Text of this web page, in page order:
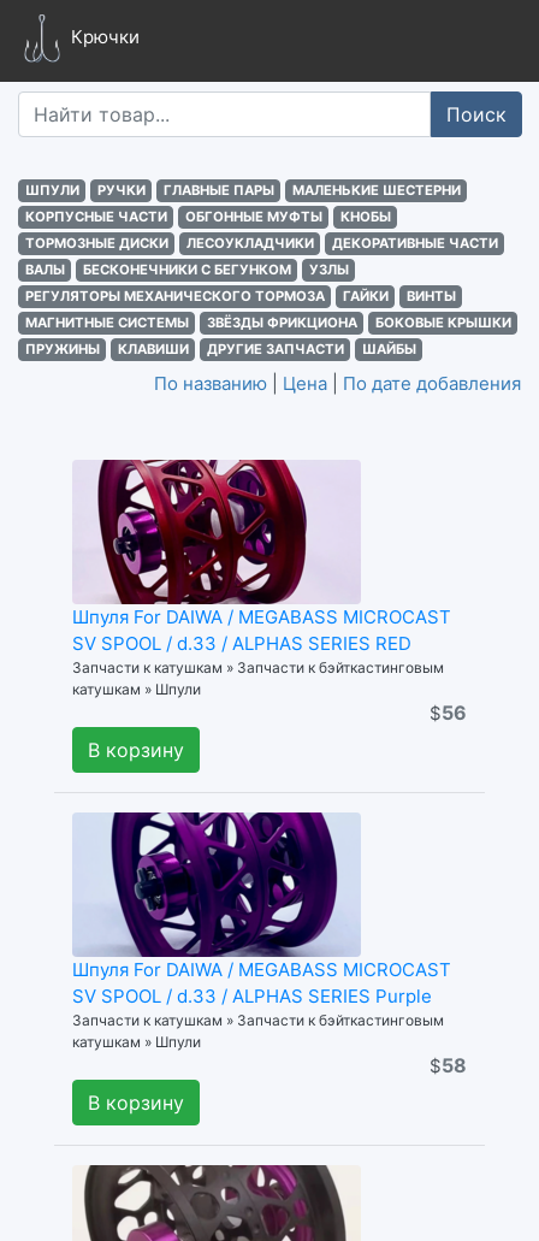
Крючки
Поиск
ШПУЛИ РУЧКИ ГЛАВНЫЕ ПАРЫ
МАЛЕНЬКИЕ ШЕСТЕРНИ
КОРПУСНЫЕ ЧАСТИ
ОБГОННЫЕ МУФТЫ
КНОБЫ
ТОРМОЗНЫЕ ДИСКИ
ЛЕСОУКЛАДЧИКИ
ДЕКОРАТИВНЫЕ ЧАСТИ
ВАЛЫ
БЕСКОНЕЧНИКИ С БЕГУНКОМ
УЗЛЫ
РЕГУЛЯТОРЫ МЕХАНИЧЕСКОГО ТОРМОЗА
ГАЙКИ
ВИНТЫ
МАГНИТНЫЕ СИСТЕМЫ
ЗВЁЗДЫ ФРИКЦИОНА
БОКОВЫЕ КРЫШКИ
ПРУЖИНЫ
КЛАВИШИ ДРУГИЕ ЗАПЧАСТИ ШАЙБЫ
По названию Цена По дате добавления
Шпуля For DAIWA / MEGABASS MICROCAST
SV SPOOL / d.33 / ALPHAS SERIES RED
Запчасти к катушкам » Запчасти к бэйткастинговым
катушкам » Шпули
$56
В корзину
Шпуля For DAIWA / MEGABASS MICROCAST
SV SPOOL / d.33 / ALPHAS SERIES Purple
Запчасти к катушкам » Запчасти к бэйткастинговым
катушкам » Шпули
$58
В корзину